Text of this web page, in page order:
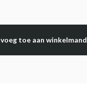
voeg toe aan winkelmand